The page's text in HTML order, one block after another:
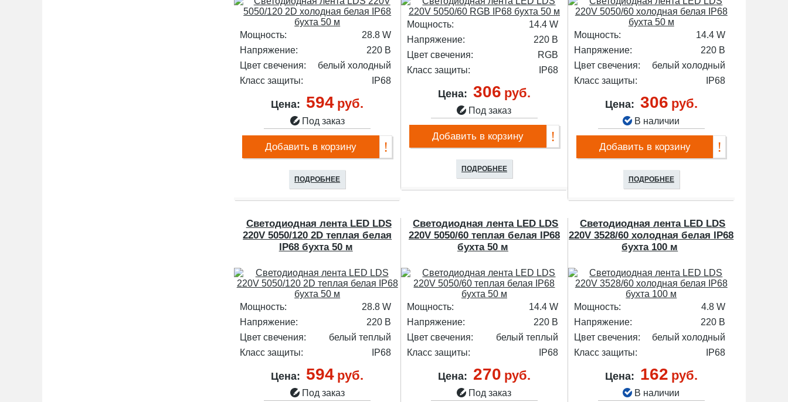
Мощность:
28.8 W
Напряжение:
220 В
Цвет свечения:
белый холодный
Класс защиты:
IP68
Цена: 594 руб.
Под заказ
Добавить в корзину
ПОДРОБНЕЕ
Мощность:
14.4 W
Напряжение:
220 В
Цвет свечения:
RGB
Класс защиты:
IP68
Цена: 306 руб.
Под заказ
Добавить в корзину
ПОДРОБНЕЕ
Мощность:
14.4 W
Напряжение:
220 В
Цвет свечения:
белый холодный
Класс защиты:
IP68
Цена: 306 руб.
В наличии
Добавить в корзину
ПОДРОБНЕЕ
Светодиодная лента LED LDS
220V 5050/120 2D теплая белая
IP68 бухта 50 м
Мощность:
28.8 W
Напряжение:
220 В
Цвет свечения:
белый теплый
Класс защиты:
IP68
Цена: 594 руб.
Под заказ
Светодиодная лента LED LDS
220V 5050/60 теплая белая IP68
бухта 50 м
Мощность:
14.4 W
Напряжение:
220 В
Цвет свечения:
белый теплый
Класс защиты:
IP68
Цена: 270 руб.
Под заказ
Светодиодная лента LED LDS
220V 3528/60 холодная белая IP68
бухта 100 м
Мощность:
4.8 W
Напряжение:
220 В
Цвет свечения:
белый холодный
Класс защиты:
IP68
Цена: 162 руб.
В наличии